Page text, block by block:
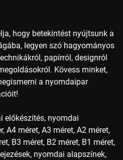
hogy betekintést nyújtsunk a
legyen szó hagyományos
papírról, designról
Kövess minket,
a nyomdaipar
előkészítés, nyomdai
A4 méret, A3 méret, A2 méret,
B3 méret, B2 méret, B1 méret,
nyomdai alapszínek,